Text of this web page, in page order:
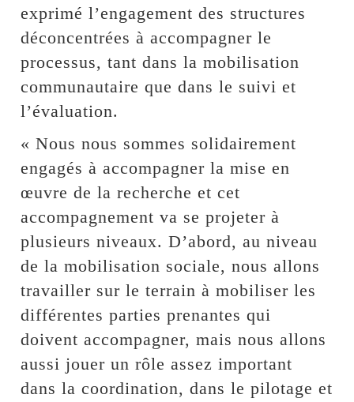
exprimé l’engagement des structures
déconcentrées à accompagner le
processus, tant dans la mobilisation
communautaire que dans le suivi et
l’évaluation.
« Nous nous sommes solidairement
engagés à accompagner la mise en
œuvre de la recherche et cet
accompagnement va se projeter à
plusieurs niveaux. D’abord, au niveau
de la mobilisation sociale, nous allons
travailler sur le terrain à mobiliser les
différentes parties prenantes qui
doivent accompagner, mais nous allons
aussi jouer un rôle assez important
dans la coordination, dans le pilotage et